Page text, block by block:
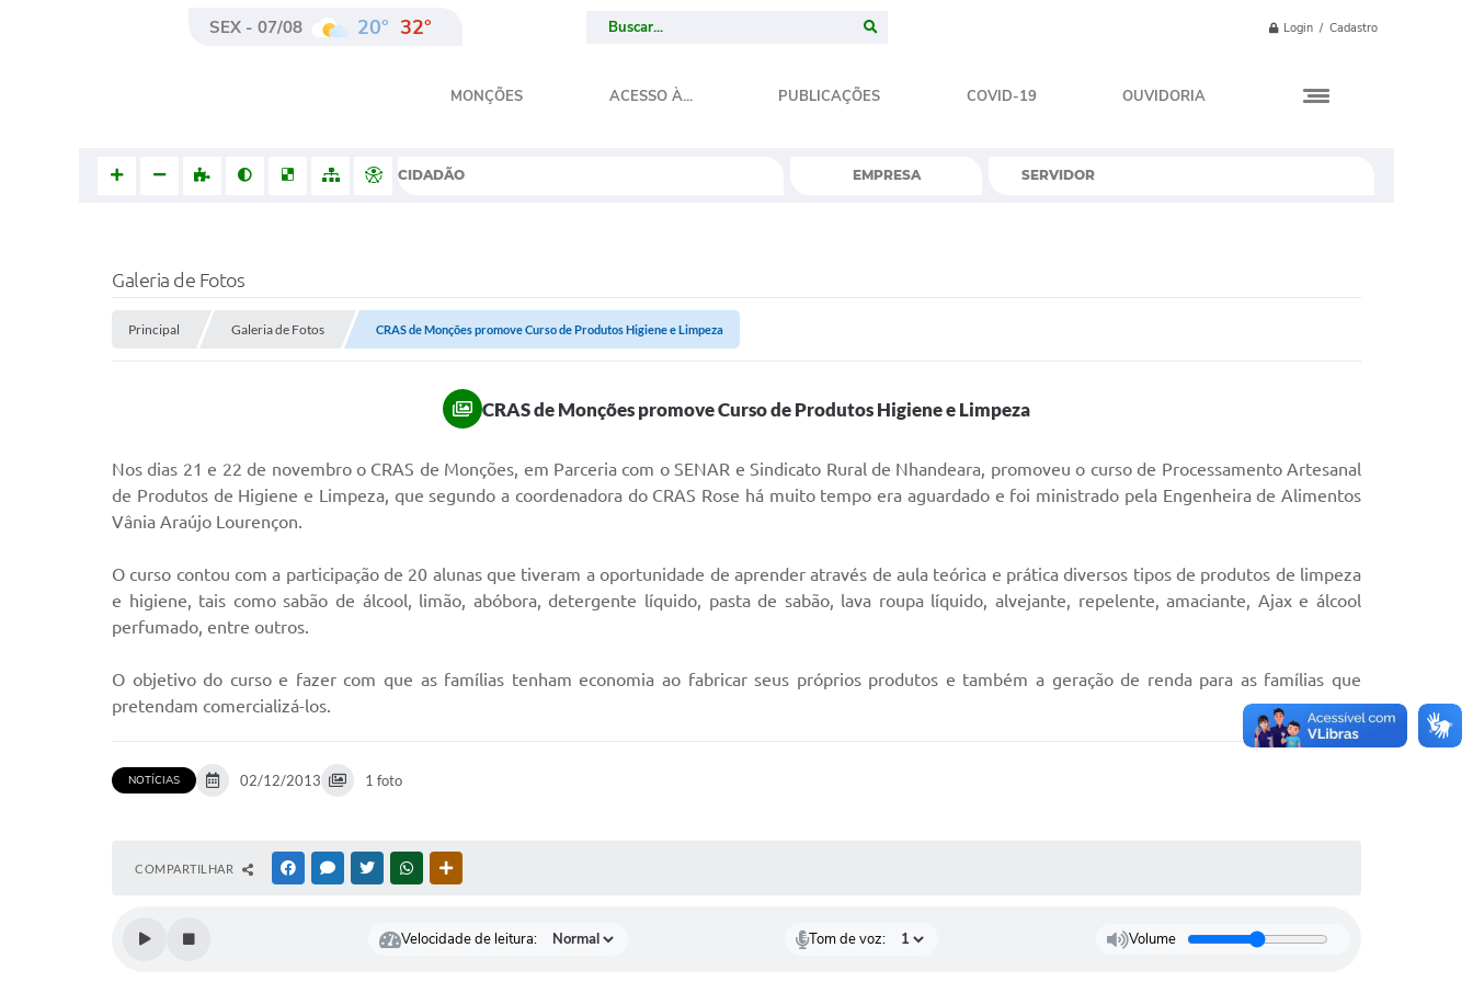
Login / Cadastro
SEX - 07/08 20° 32°
MONÇÕES ACESSO À... PUBLICAÇÕES COVID-19 OUVIDORIA
CIDADÃO EMPRESA SERVIDOR
Galeria de Fotos
Principal Galeria de Fotos CRAS de Monções promove Curso de Produtos Higiene e Limpeza
CRAS de Monções promove Curso de Produtos Higiene e Limpeza
Nos dias 21 e 22 de novembro o CRAS de Monções, em Parceria com o SENAR e Sindicato Rural de Nhandeara, promoveu o curso de Processamento Artesanal
de Produtos de Higiene e Limpeza, que segundo a coordenadora do CRAS Rose há muito tempo era aguardado e foi ministrado pela Engenheira de Alimentos
Vânia Araújo Lourençon.
O curso contou com a participação de 20 alunas que tiveram a oportunidade de aprender através de aula teórica e prática diversos tipos de produtos de limpeza
e higiene, tais como sabão de álcool, limão, abóbora, detergente líquido, pasta de sabão, lava roupa líquido, alvejante, repelente, amaciante, Ajax e álcool
perfumado, entre outros.
O objetivo do curso e fazer com que as famílias tenham economia ao fabricar seus próprios produtos e também a geração de renda para as famílias que
pretendam comercializá-los.
NOTÍCIAS 02/12/2013 1 foto
COMPARTILHAR FACEBOOKMESSENGER
TWITTERWHATSAPP
Velocidade de leitura: Tom de voz: Volume